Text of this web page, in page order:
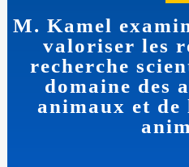
M. Kamel
valoriser les
recherche
domaine des
animaux et